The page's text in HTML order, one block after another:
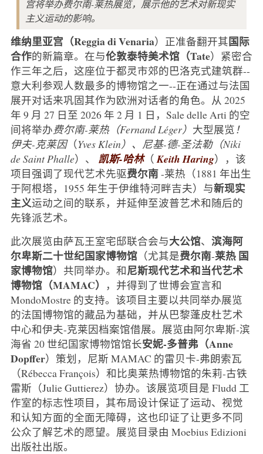
宫将举办费尔南-莱热展览，展示他的艺术对新现实
主义运动的影响。
维纳里亚宫（Reggia di Venaria）正准备翻开其国际
合作的新篇章。在与伦敦泰特美术馆（Tate）紧密合
作三年之后，这座位于都灵市郊的巴洛克式建筑群--
意大利参观人数最多的博物馆之一--正在通过与法国
展开对话来巩固其作为欧洲对话者的角色。从 2025
年 9 月 27 日至 2026 年 2 月 1 日，Sale delle Arti 的空
间将举办费尔南-莱热（Fernand Léger） 大型展览！
伊夫-克莱因（Yves Klein）、尼基-德-圣法勒（Niki
de Saint Phalle）、 凯斯-哈林（ Keith Haring），该
项目强调了现代艺术先驱费尔南-莱热（1881 年出生
于阿根塔，1955 年生于伊维特河畔吉夫）与新现实
主义运动之间的联系，并延伸至波普艺术和随后的
先锋派艺术。
此次展览由萨瓦王室宅邸联合会与大公馆、 滨海阿
尔卑斯二十世纪国家博物馆（尤其是费尔南-莱热国
家博物馆）共同举办。和尼斯现代艺术和当代艺术
博物馆（MAMAC）
，并得到了世博会宣言和
MondoMostre 的支持。该项目主要以共同举办展览
的法国博物馆的藏品为基础，并从巴黎蓬皮杜艺术
中心和伊夫-克莱因档案馆借展。展览由阿尔卑斯-滨
海省 20 世纪国家博物馆馆长安妮-多普弗（Anne
Dopffer）策划，尼斯 MAMAC 的雷贝卡-弗朗索瓦
（Rébecca François）和比奥莱热博物馆的朱莉-古铁
雷斯（Julie Guttierez）协办。该展览项目是 Fludd 工
作室的标志性项目，其布局设计保证了运动、视觉
和认知方面的全面无障碍，这也印证了让更多不同
公众了解艺术的愿望。展览目录由 Moebius Edizioni
出版社出版。